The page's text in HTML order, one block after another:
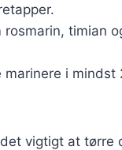
rosmarin, timian
marinere i
vigtigt at tørre